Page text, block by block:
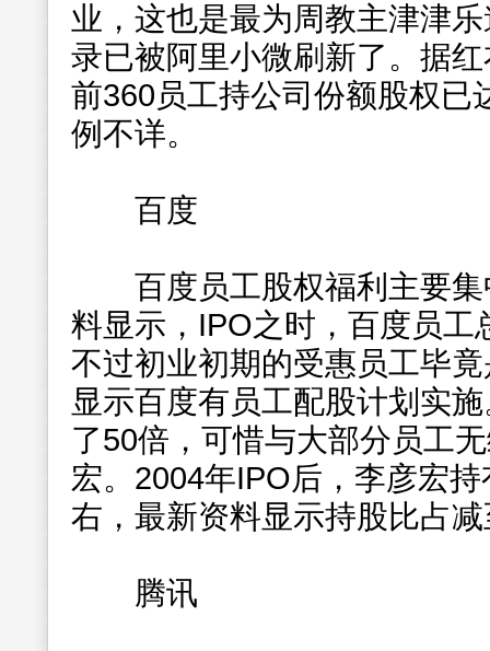
业，这也是最为周教主津津
录已被阿里小微刷新了。据
前360员工持公司份额股权已
例不详。
百度
百度员工股权福利主要集
料显示，IPO之时，百度员工
不过初业初期的受惠员工毕
显示百度有员工配股计划实
了50倍，可惜与大部分员工
宏。2004年IPO后，李彦宏
右，最新资料显示持股比占
腾讯